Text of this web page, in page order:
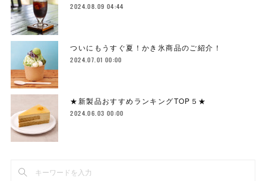
2024.08.09 04:44
ついにもうすぐ夏！かき氷商品のご紹介！
2024.07.01 00:00
★新製品おすすめランキングTOP５★
2024.06.03 00:00